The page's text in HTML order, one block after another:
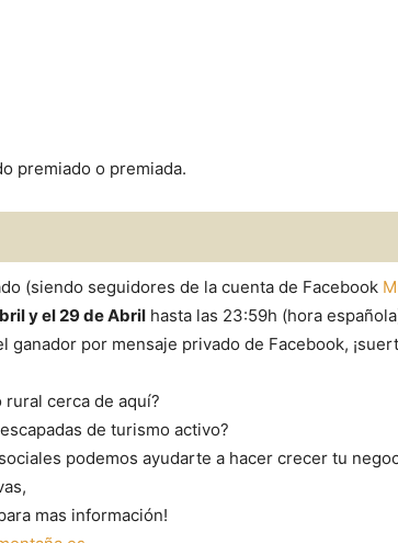
premiado o premiada.
(siendo seguidores de la cuenta de Facebook
y el 29 de Abril hasta las 23:59h (hora
por mensaje privado de Facebook,
cerca de aquí?
de turismo activo?
podemos ayudarte a hacer crecer tu
mas información!